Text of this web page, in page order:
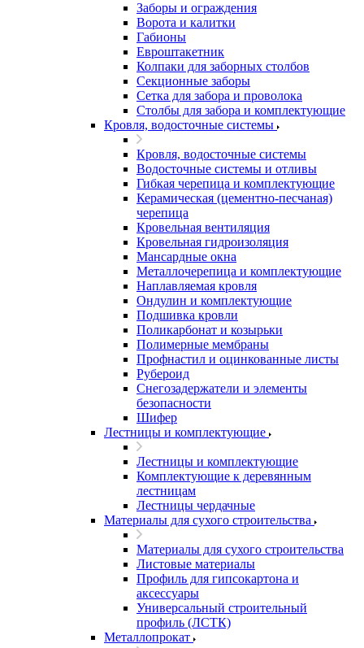
Заборы и ограждения
Ворота и калитки
Габионы
Евроштакетник
Колпаки для заборных столбов
Секционные заборы
Сетка для забора и проволока
Столбы для забора и комплектующие
Кровля, водосточные системы
Кровля, водосточные системы
Водосточные системы и отливы
Гибкая черепица и комплектующие
Керамическая (цементно-песчаная)
черепица
Кровельная вентиляция
Кровельная гидроизоляция
Мансардные окна
Металлочерепица и комплектующие
Наплавляемая кровля
Ондулин и комплектующие
Подшивка кровли
Поликарбонат и козырьки
Полимерные мембраны
Профнастил и оцинкованные листы
Рубероид
Снегозадержатели и элементы
безопасности
Шифер
Лестницы и комплектующие
Лестницы и комплектующие
Комплектующие к деревянным
лестницам
Лестницы чердачные
Материалы для сухого строительства
Материалы для сухого строительства
Листовые материалы
Профиль для гипсокартона и
аксессуары
Универсальный строительный
профиль (ЛСТК)
Металлопрокат